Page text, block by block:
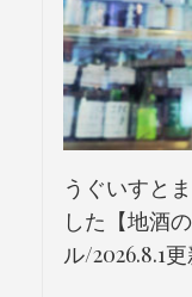
うぐいすと
した【地酒
ル/2026.8.1更